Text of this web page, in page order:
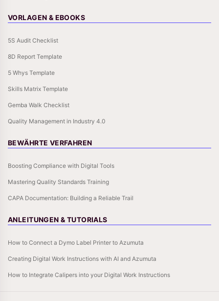
VORLAGEN & EBOOKS
5S Audit Checklist
8D Report Template
5 Whys Template
Skills Matrix Template
Gemba Walk Checklist
Quality Management in Industry 4.0
BEWÄHRTE VERFAHREN
Boosting Compliance with Digital Tools
Mastering Quality Standards Training
CAPA Documentation: Building a Reliable Trail
ANLEITUNGEN & TUTORIALS
How to Connect a Dymo Label Printer to Azumuta
Creating Digital Work Instructions with AI and Azumuta
How to Integrate Calipers into your Digital Work Instructions